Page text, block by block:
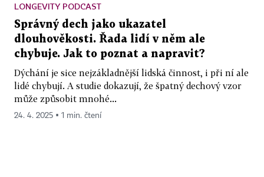
LONGEVITY PODCAST
Správný dech jako ukazatel
dlouhověkosti. Řada lidí v něm ale
chybuje. Jak to poznat a napravit?
Dýchání je sice nejzákladnější lidská činnost, i při ní ale
lidé chybují. A studie dokazují, že špatný dechový vzor
může způsobit mnohé...
24. 4. 2025 ▪ 1 min. čtení